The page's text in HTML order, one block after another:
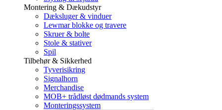
Montering & Dækudstyr
Dæksluger & vinduer
Lewmar blokke og travere
Skruer & bolte
Stole & stativer
Spil
Tilbehør & Sikkerhed
Tyverisikring
Signalhorn
Merchandise
MOB+ trådløst dødmands system
Monteringssystem